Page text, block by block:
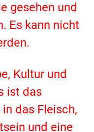
gesehen und
Es kann nicht
Kultur und
ist das
das Fleisch,
und eine